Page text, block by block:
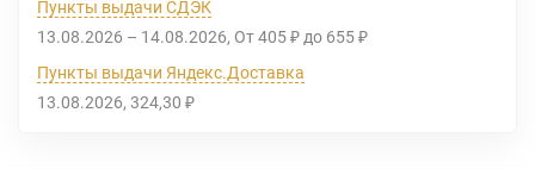
Пункты выдачи СДЭК
13.08.2026 – 14.08.2026 От 405 ₽ до 655 ₽
Пункты выдачи Яндекс.Доставка
13.08.2026 324,30 ₽